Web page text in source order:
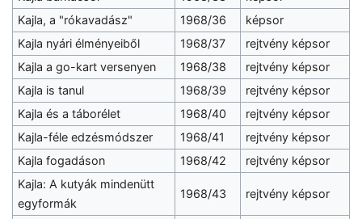
Kajla, a "rókavadász"
1968/36
képsor
Kajla nyári élményeiből
1968/37
rejtvény képsor
Kajla a go-kart versenyen
1968/38
rejtvény képsor
Kajla is tanul
1968/39
rejtvény képsor
Kajla és a táborélet
1968/40
rejtvény képsor
Kajla-féle edzésmódszer
1968/41
rejtvény képsor
Kajla fogadáson
1968/42
rejtvény képsor
Kajla: A kutyák mindenütt
egyformák
1968/43 rejtvény képsor